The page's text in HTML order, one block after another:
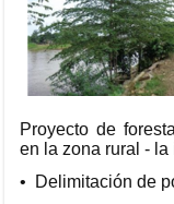
Proyecto de
en la zona rural - la
• Delimitación de